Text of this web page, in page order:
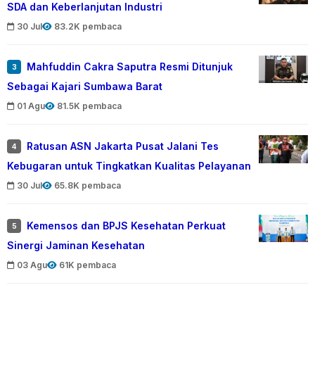
SDA dan Keberlanjutan Industri
30 Jul 83.2K pembaca
3
Mahfuddin Cakra Saputra Resmi Ditunjuk
Sebagai Kajari Sumbawa Barat
01 Agu 81.5K pembaca
4
Ratusan ASN Jakarta Pusat Jalani Tes
Kebugaran untuk Tingkatkan Kualitas Pelayanan
30 Jul 65.8K pembaca
5
Kemensos dan BPJS Kesehatan Perkuat
Sinergi Jaminan Kesehatan
03 Agu 61K pembaca